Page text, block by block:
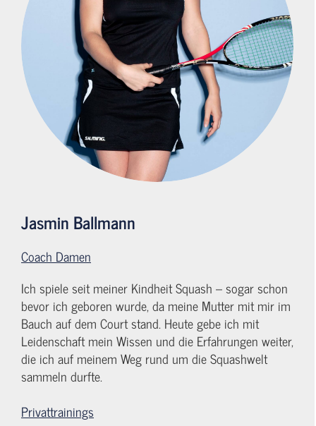
Jasmin Ballmann
Coach Damen
Ich spiele seit meiner Kindheit Squash – sogar schon
bevor ich geboren wurde, da meine Mutter mit mir im
Bauch auf dem Court stand. Heute gebe ich mit
Leidenschaft mein Wissen und die Erfahrungen weiter,
die ich auf meinem Weg rund um die Squashwelt
sammeln durfte.
Privattrainings